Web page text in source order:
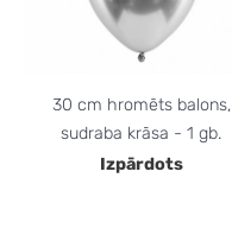
30 cm hromēts balons,
sudraba krāsa - 1 gb.
Izpārdots